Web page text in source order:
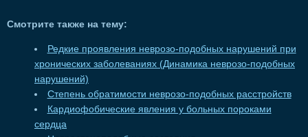
Смотрите также на тему:
Редкие проявления неврозо-подобных нарушений при
хронических заболеваниях (Динамика неврозо-подобных
нарушений)
Степень обратимости неврозо-подобных расстройств
Кардиофобические явления у больных пороками
сердца